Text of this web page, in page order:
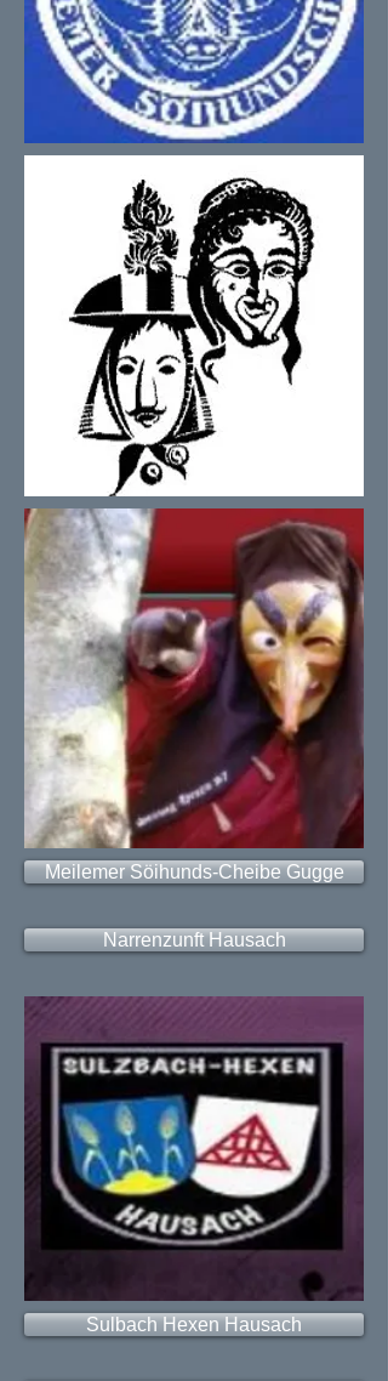
Meilemer Söihunds-Cheibe Gugge
Narrenzunft Hausach
Sulbach Hexen Hausach